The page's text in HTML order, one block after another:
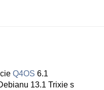
Q4OS 6.1
13.1 Trixie s